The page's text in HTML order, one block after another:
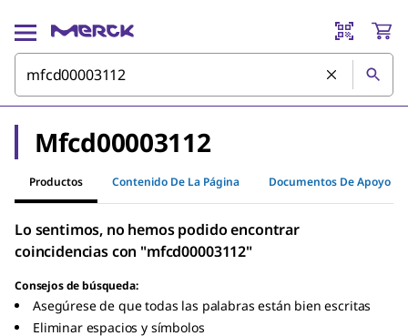
Mfcd00003112
Productos Contenido De La Página Documentos De Apoyo
Lo sentimos, no hemos podido encontrar
coincidencias con "mfcd00003112"
Consejos de búsqueda:
Asegúrese de que todas las palabras están bien escritas
Eliminar espacios y símbolos